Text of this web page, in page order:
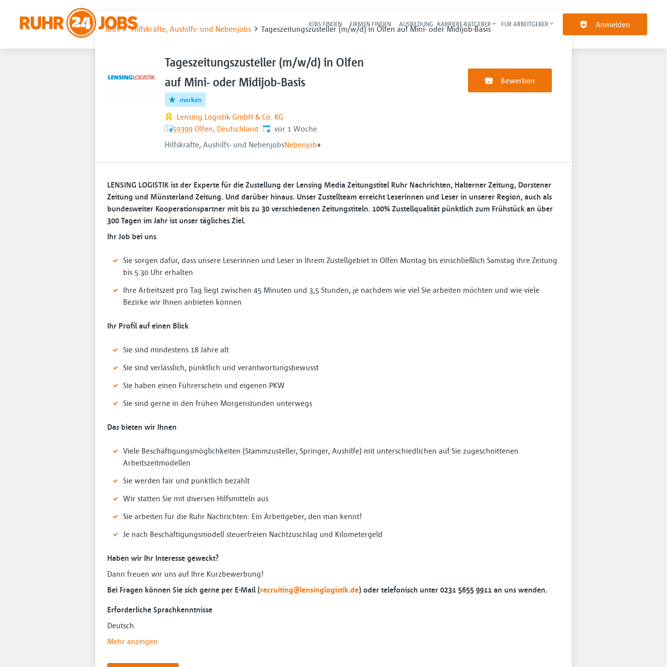
Haupt-Navigation
JOBS FINDEN FIRMEN FINDEN AUSBILDUNG KARRIERE-RATGEBER FÜR ARBEITGEBER Anmelden
Jobs Hilfskräfte, Aushilfs- und Nebenjobs Tageszeitungszusteller (m/w/d) in Olfen auf Mini- oder Midijob-Basis
Tageszeitungszusteller (m/w/d) in Olfen
auf Mini- oder Midijob-Basis
merken
Lensing Logistik GmbH & Co. KG
59399 Olfen, Deutschland Veröffentlicht:
vor 1 Woche
Hilfskräfte, Aushilfs- und NebenjobsNebenjob+
Bewerben
LENSING LOGISTIK ist der Experte für die Zustellung der Lensing Media Zeitungstitel Ruhr Nachrichten, Halterner Zeitung, Dorstener
Zeitung und Münsterland Zeitung. Und darüber hinaus. Unser Zustellteam erreicht Leserinnen und Leser in unserer Region, auch als
bundesweiter Kooperationspartner mit bis zu 30 verschiedenen Zeitungstiteln. 100% Zustellqualität pünktlich zum Frühstück an über
300 Tagen im Jahr ist unser tägliches Ziel.
Ihr Job bei uns
Sie sorgen dafür, dass unsere Leserinnen und Leser in Ihrem Zustellgebiet in Olfen Montag bis einschließlich Samstag ihre Zeitung
bis 5:30 Uhr erhalten
Ihre Arbeitszeit pro Tag liegt zwischen 45 Minuten und 3,5 Stunden, je nachdem wie viel Sie arbeiten möchten und wie viele
Bezirke wir Ihnen anbieten können
Ihr Profil auf einen Blick
Sie sind mindestens 18 Jahre alt
Sie sind verlässlich, pünktlich und verantwortungsbewusst
Sie haben einen Führerschein und eigenen PKW
Sie sind gerne in den frühen Morgenstunden unterwegs
Das bieten wir Ihnen
Viele Beschäftigungsmöglichkeiten (Stammzusteller, Springer, Aushilfe) mit unterschiedlichen auf Sie zugeschnittenen
Arbeitszeitmodellen
Sie werden fair und pünktlich bezahlt
Wir statten Sie mit diversen Hilfsmitteln aus
Sie arbeiten für die Ruhr Nachrichten: Ein Arbeitgeber, den man kennt!
Je nach Beschäftigungsmodell steuerfreien Nachtzuschlag und Kilometergeld
Haben wir Ihr Interesse geweckt?
Dann freuen wir uns auf Ihre Kurzbewerbung!
Bei Fragen können Sie sich gerne per E-Mail (recruiting@lensinglogistik.de) oder telefonisch unter 0231 5655 9911 an uns wenden.
Erforderliche Sprachkenntnisse
Deutsch
Mehr anzeigen